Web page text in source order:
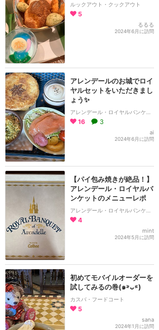
ルックアウト・クックアウト
5
るるる
2024年6月に訪問
アレンデールのお城でロイ
ヤルセットをいただきまし
ょう✨
アレンデール・ロイヤルバンケット
16 3
ai
2024年6月に訪問
【パイ包み焼きが絶品！】
アレンデール・ロイヤルバ
ンケットのメニューレポ
アレンデール・ロイヤルバンケット
4
mint
2024年5月に訪問
初めてモバイルオーダーを
試してみるの巻(๑˃̵ᴗ˂̵)
カスバ・フードコート
5
sana
2024年1月に訪問